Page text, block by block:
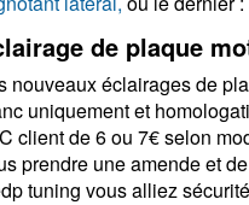
de plaque
nouveaux éclairages de
uniquement et
client de 6 ou 7€ selon
prendre une amende et
tuning vous alliez